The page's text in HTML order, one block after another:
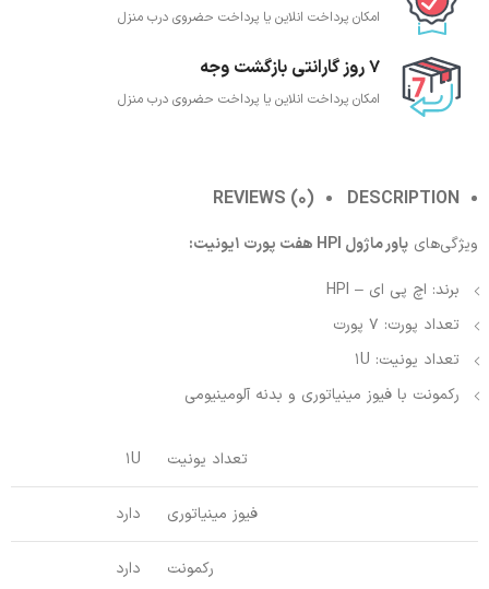
امکان پرداخت انلاین یا پرداخت حضروی درب منزل
7 روز گارانتی بازگشت وجه
امکان پرداخت انلاین یا پرداخت حضروی درب منزل
DESCRIPTION
REVIEWS (0)
ویژگی‌های پاور ماژول HPI هفت پورت 1یونیت:
برند: اچ پی ای – HPI
تعداد پورت: 7 پورت
تعداد یونیت: 1U
رکمونت با فیوز مینیاتوری و بدنه آلومینیومی
تعداد یونیت 1U
فیوز مینیاتوری دارد
رکمونت دارد